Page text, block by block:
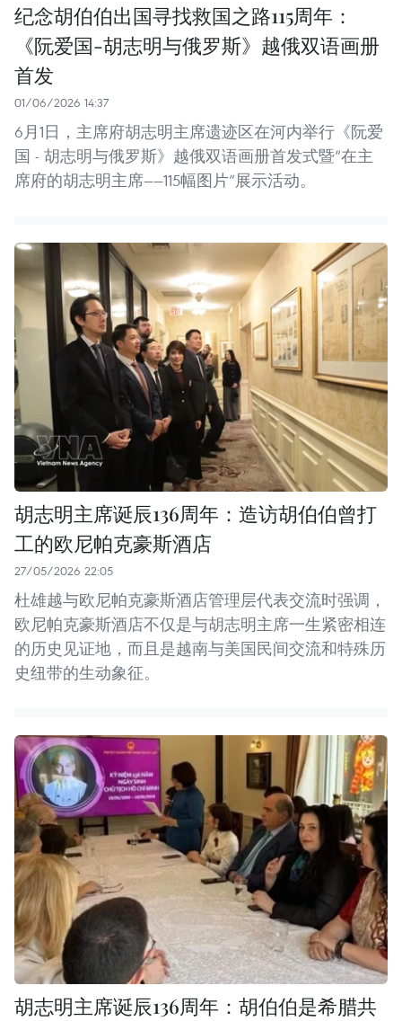
纪念胡伯伯出国寻找救国之路115周年：
《阮爱国-胡志明与俄罗斯》越俄双语画册
首发
01/06/2026 14:37
6月1日，主席府胡志明主席遗迹区在河内举行《阮爱
国 - 胡志明与俄罗斯》越俄双语画册首发式暨“在主
席府的胡志明主席——115幅图片”展示活动。
胡志明主席诞辰136周年：造访胡伯伯曾打
工的欧尼帕克豪斯酒店
27/05/2026 22:05
杜雄越与欧尼帕克豪斯酒店管理层代表交流时强调，
欧尼帕克豪斯酒店不仅是与胡志明主席一生紧密相连
的历史见证地，而且是越南与美国民间交流和特殊历
史纽带的生动象征。
胡志明主席诞辰136周年：胡伯伯是希腊共